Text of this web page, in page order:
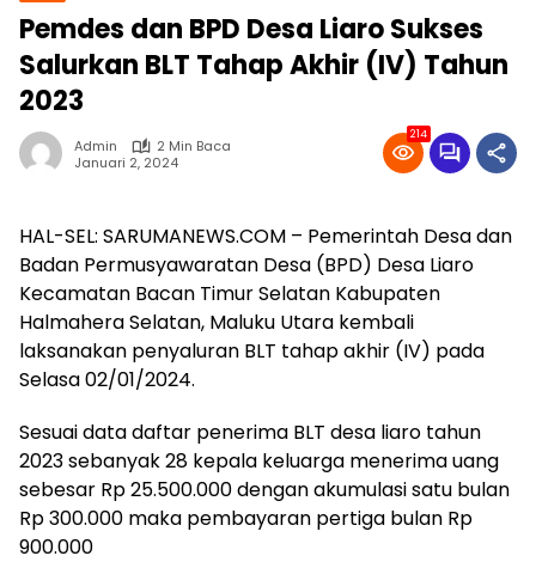
Pemdes dan BPD Desa Liaro Sukses
Salurkan BLT Tahap Akhir (IV) Tahun
2023
Admin
2 Min Baca
Januari 2, 2024
214
HAL-SEL: SARUMANEWS.COM – Pemerintah Desa dan
Badan Permusyawaratan Desa (BPD) Desa Liaro
Kecamatan Bacan Timur Selatan Kabupaten
Halmahera Selatan, Maluku Utara kembali
laksanakan penyaluran BLT tahap akhir (IV) pada
Selasa 02/01/2024.
Sesuai data daftar penerima BLT desa liaro tahun
2023 sebanyak 28 kepala keluarga menerima uang
sebesar Rp 25.500.000 dengan akumulasi satu bulan
Rp 300.000 maka pembayaran pertiga bulan Rp
900.000